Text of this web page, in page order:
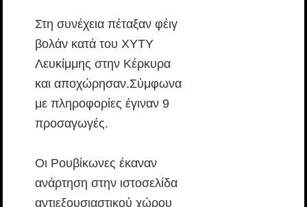
Στη συνέχεια πέταξαν φέιγ
βολάν κατά του ΧΥΤΥ
Λευκίμμης στην Κέρκυρα
και αποχώρησαν.Σύμφωνα
με πληροφορίες έγιναν 9
προσαγωγές.
Οι Ρουβίκωνες έκαναν
ανάρτηση στην ιστοσελίδα
αντιεξουσιαστικού χώρου